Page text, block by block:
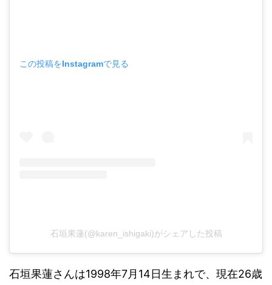
この投稿をInstagramで見る
石垣果蓮(@karen_ishigaki)がシェアした投稿
石垣果蓮さんは1998年7月14日生まれで、現在26歳